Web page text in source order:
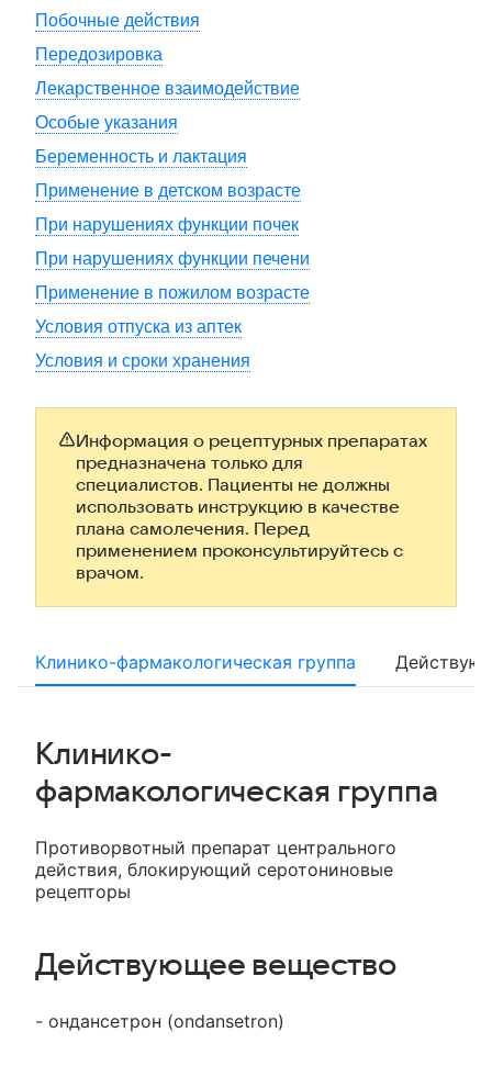
Побочные действия
Передозировка
Лекарственное взаимодействие
Особые указания
Беременность и лактация
Применение в детском возрасте
При нарушениях функции почек
При нарушениях функции печени
Применение в пожилом возрасте
Условия отпуска из аптек
Условия и сроки хранения
Информация о рецептурных препаратах
предназначена только для
специалистов. Пациенты не должны
использовать инструкцию в качестве
плана самолечения. Перед
применением проконсультируйтесь с
врачом.
Клинико-фармакологическая группа
Клинико-
фармакологическая группа
Противорвотный препарат центрального
действия, блокирующий серотониновые
рецепторы
Действующее вещество
- ондансетрон (ondansetron)